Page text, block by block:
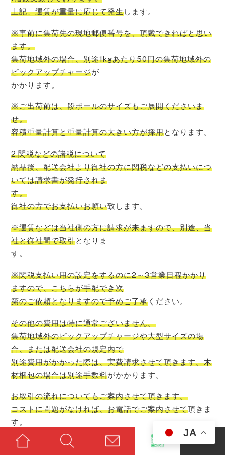
上記、運賃が重量に応じて発生します。
※事前に集荷先の現地郵便番号を、頂戴できればと思い
ます。
集荷地域外の場合、別途1kgあたり50円の集荷地域外の
ピックアップチャージが
かかります。
※ご出荷前は、段ボールのサイズもご展開くださいま
せ。
容積重量計算と重量計算の大きい方が採用となります。
2.関税などの諸税について
納品後、配送会社より御社の方に関税などの支払いにつ
いては請求書が発行されま
す。
御社の方でお支払いお願い致します。
※運賃などは当社側の方に請求が来ますので、別途、当
社と御社間で取引となりま
す。
※関税支払い用の設定をするのに2～3営業日程かかり
ますので、こちらが手配でき次
第のご依頼となりますので予めご了承 ください。
その他の費用は特に通常ございません。
集荷地域外のピックアップチャージや大型サイズの場
合、または配送会社の規定内で
別途費用がかかった際は、実費請求させて頂きます。木
材梱包の場合は別途手数料がかかります。
お取引の流れについてもご案内させて頂きます。
コストに問題がなければ、お電話でご案内させて頂きま
す。
JA